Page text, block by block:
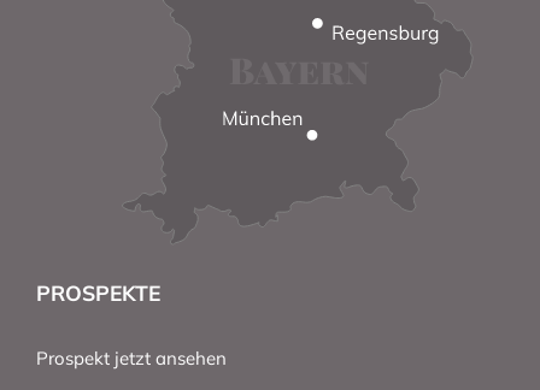
PROSPEKTE
Prospekt jetzt ansehen